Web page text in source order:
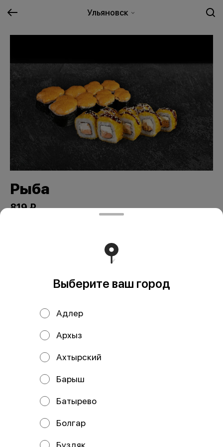
Ульяновск
Рыба
819 ₽
Состав: Запеченный Чили-Вили, Хот-Фиш.
Мы рекомендуем
Выберите ваш город
Адлер
Архыз
Ахтырский
Барыш
Батырево
Болгар